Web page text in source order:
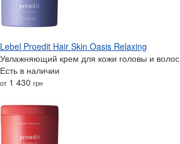
Lebel Proedit Hair Skin Oasis Relaxing
Увлажняющий крем для кожи головы и волос
Есть в наличии
от 1 430 грн